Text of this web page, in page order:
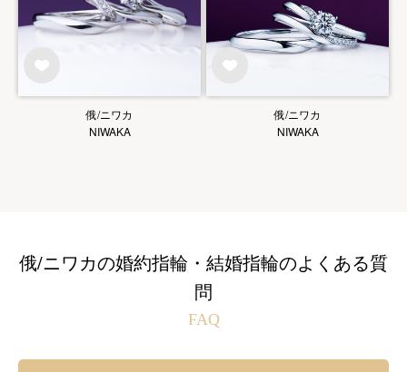
俄/ニワカ
NIWAKA
俄/ニワカ
NIWAKA
俄/ニワカの婚約指輪・結婚指輪のよくある質
問
FAQ